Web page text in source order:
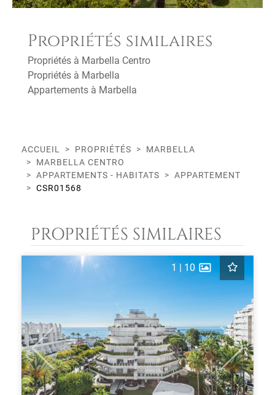
Propriétés similaires
Propriétés à Marbella Centro
Propriétés à Marbella
Appartements à Marbella
ACCUEIL PROPRIÉTÉS
MARBELLA
MARBELLA CENTRO
APPARTEMENTS - HABITATS
APPARTEMENT
CSR01568
PROPRIÉTÉS SIMILAIRES
Previous Next
1 |10